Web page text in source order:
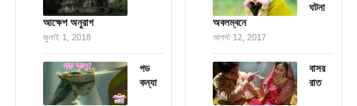
আক্ষেপ অনুরাগ
জুলাই 1, 2018
গড
কন্যা
ঘটনা
অবলম্বনে
আগস্ট 12, 2017
বাসর
রাত